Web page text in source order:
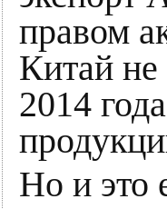
правом
Китай не
2014
Но и это